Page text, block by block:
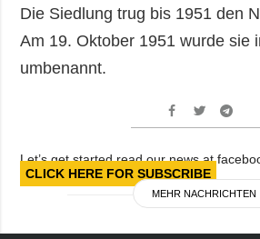
Die Siedlung trug bis 1951 den
Am 19. Oktober 1951 wurde sie
umbenannt.
Let’s get started read our news at
CLICK HERE FOR SUBSCRIBE
MEHR NACHRICHTEN